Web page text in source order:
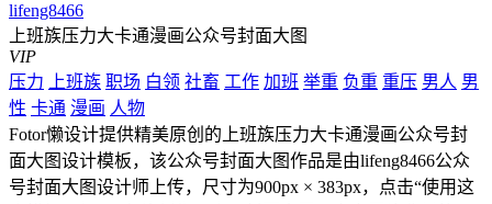
lifeng8466
上班族压力大卡通漫画公众号封面大图
VIP
压力
上班族 职场 白领 社畜 工作 加班 举重 负重 重压 男人 男
性 卡通 漫画 人物
Fotor懒设计提供精美原创的上班族压力大卡通漫画公众号封
面大图设计模板，该公众号封面大图作品是由lifeng8466公众
号封面大图设计师上传，尺寸为900px × 383px，点击“使用这